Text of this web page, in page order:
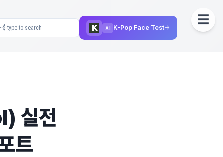
☰
AI K-Pop Face Test→
실전
트